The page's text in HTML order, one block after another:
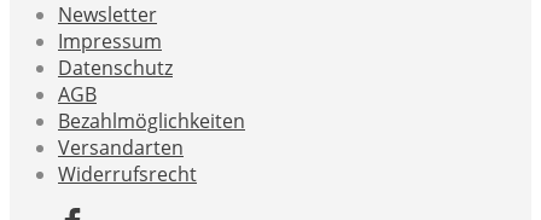
Newsletter
Impressum
Datenschutz
AGB
Bezahlmöglichkeiten
Versandarten
Widerrufsrecht